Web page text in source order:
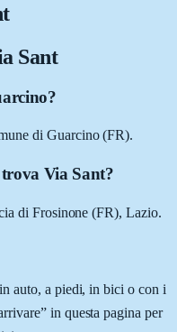
Sant
di Guarcino (FR).
Via Sant?
di Frosinone (FR), Lazio.
auto, a piedi, in bici o con i
in questa pagina per